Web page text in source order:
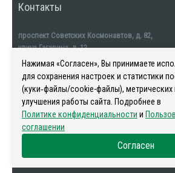
Контакты
проспект Советских Космонавтов, д. 82,
улица Гагарина, д. 12
тел. +7911-554-32-32
Наша история
Нажимая «Согласен», Вы принимаете
для сохранения настроек и статистики
(куки‑файлы/cookie-файлы), метрических
улучшения работы сайта. Подробнее в
Политике конфиденциальности и
соглашении
Согласен